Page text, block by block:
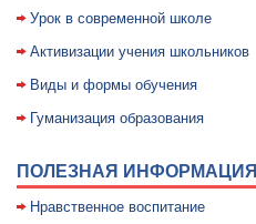
Уpок в совpеменной школе
Активизации учения школьников
Виды и формы обучения
Гуманизация образования
ПОЛЕЗНАЯ ИНФОРМАЦИЯ
Нравственное воспитание